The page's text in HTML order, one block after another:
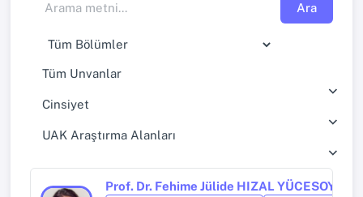
Ara
Tüm Unvanlar
Cinsiyet
UAK Araştırma Alanları
Prof. Dr. Fehime Jülide HIZAL YÜCESOY